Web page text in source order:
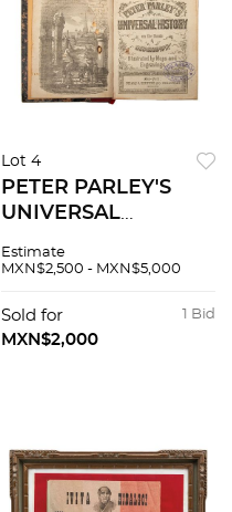
Lot 4
PETER PARLEY'S
UNIVERSAL
BASIS OF
ILLUSTRATED BY
MAPS AND
Estimate
MXN$2,500 - MXN$5,000
1 Bid
Sold for
MXN$2,000